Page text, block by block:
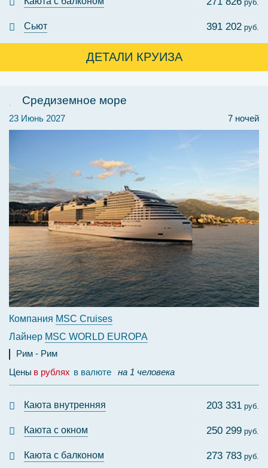
руб.
Сьют 391 202 руб.
ДЕТАЛИ КРУИЗА
Средиземное море
7 ночей
23 Июнь 2027
Компания MSC Cruises
Лайнер MSC WORLD EUROPA
Рим
Рим
Цены в рублях в валюте на 1 человека
Каюта внутренняя 203 331 руб.
Каюта с окном 250 299 руб.
Каюта с балконом 273 783 руб.